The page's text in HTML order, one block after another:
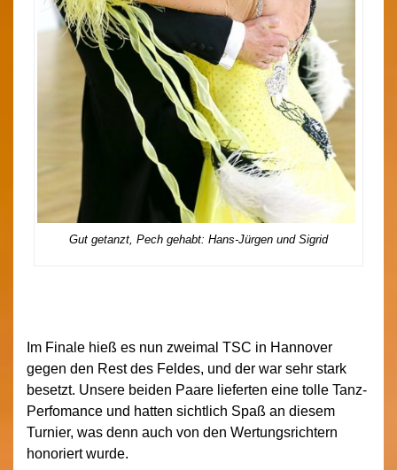
Gut getanzt, Pech gehabt: Hans-Jürgen und Sigrid
Im Finale hieß es nun zweimal TSC in Hannover
gegen den Rest des Feldes, und der war sehr stark
besetzt. Unsere beiden Paare lieferten eine tolle Tanz-
Perfomance und hatten sichtlich Spaß an diesem
Turnier, was denn auch von den Wertungsrichtern
honoriert wurde.